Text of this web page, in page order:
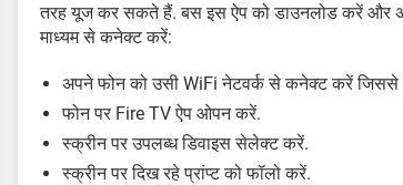
तरह यूज कर सकते हैं. बस इस ऐप को डाउनलोड करें और
माध्यम से कनेक्ट करें:
अपने फोन को उसी WiFi नेटवर्क से कनेक्ट करें जिससे
फोन पर Fire TV ऐप ओपन करें.
स्क्रीन पर उपलब्ध डिवाइस सेलेक्ट करें.
स्क्रीन पर दिख रहे प्रांप्ट को फॉलो करें.